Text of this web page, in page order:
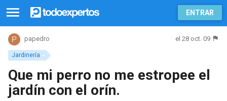
ENTRAR
Jardinería
papedro el 28 oct. 09
Que mi perro no me estropee el
jardín con el orín.